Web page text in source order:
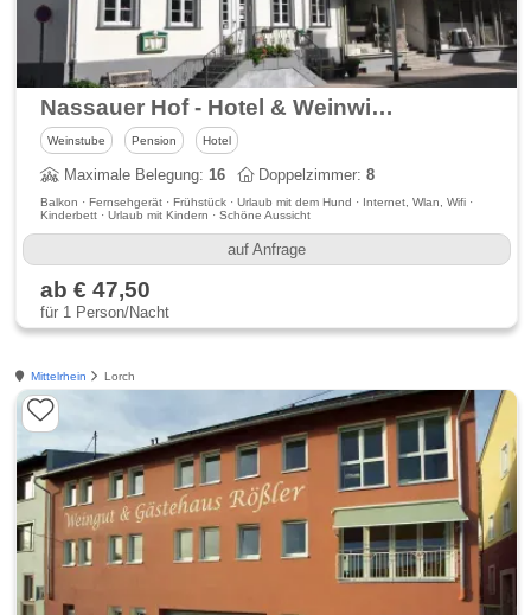
Nassauer Hof - Hotel & Weinwirtschaft am Rheinsteig
Weinstube Pension Hotel
Maximale Belegung:16 Doppelzimmer:8
Balkon · Fernsehgerät · Frühstück · Urlaub mit dem Hund · Internet, Wlan, Wifi ·
Kinderbett · Urlaub mit Kindern · Schöne Aussicht
auf Anfrage
ab € 47,50
für 1 Person/Nacht
Mittelrhein Lorch